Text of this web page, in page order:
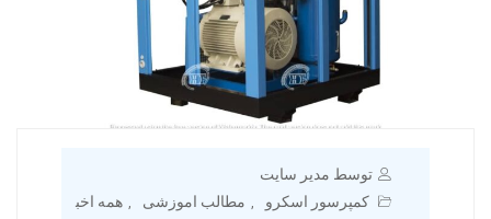
توسط مدیر سایت
کمپرسور اسکرو
, مطالب اموزشی , همه اخب